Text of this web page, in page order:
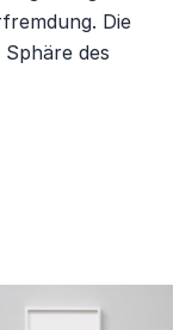
Die
des